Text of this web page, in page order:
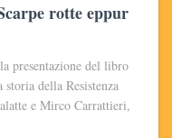
rotte eppur
presentazione del libro
della Resistenza
e Mirco Carrattieri,